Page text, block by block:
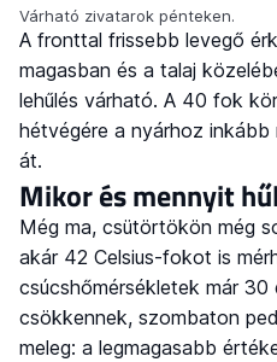
Várható zivatarok pénteken.
A fronttal frissebb levegő
magasban és a talaj
lehűlés várható. A 40 fok
hétvégére a nyárhoz
át.
Mikor és mennyit
Még ma, csütörtökön még
akár 42 Celsius-fokot is
csúcshőmérsékletek már
csökkennek, szombaton
meleg: a legmagasabb